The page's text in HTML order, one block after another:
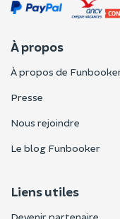
À propos
À propos de
Presse
Nous rejoindre
Le blog Funbooker
Liens utiles
Devenir partenaire